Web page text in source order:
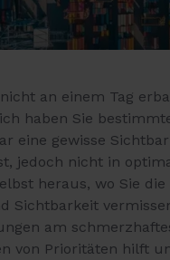
an einem Tag
haben Sie
eine gewisse
jedoch nicht in
heraus, wo Sie
Sichtbarkeit
am
von Prioritäten hilft